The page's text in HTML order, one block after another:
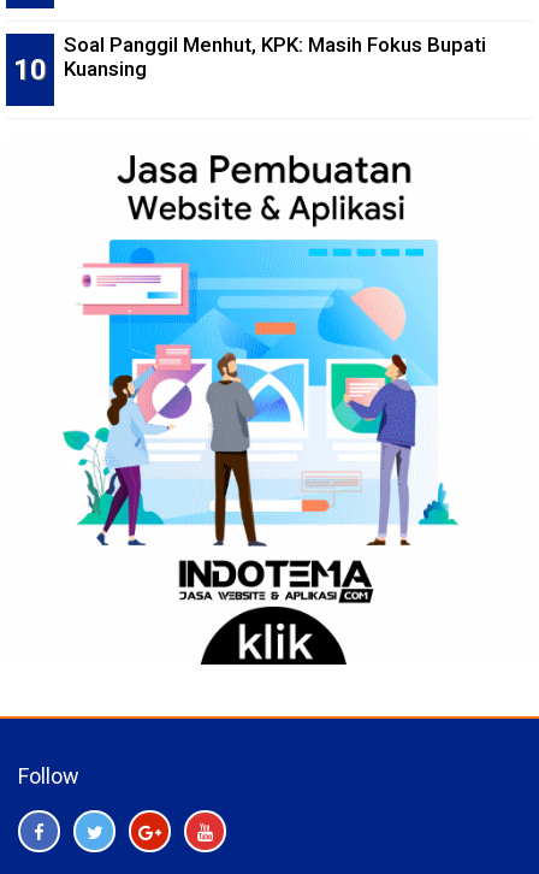
Soal Panggil Menhut, KPK: Masih Fokus Bupati
Kuansing
Follow